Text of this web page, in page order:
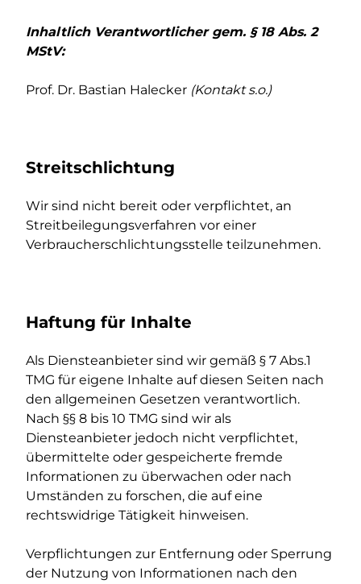
Inhaltlich Verantwortlicher gem. § 18 Abs. 2
MStV:
Prof. Dr. Bastian Halecker (Kontakt s.o.)
Streitschlichtung
Wir sind nicht bereit oder verpflichtet, an
Streitbeilegungsverfahren vor einer
Verbraucherschlichtungsstelle teilzunehmen.
Haftung für Inhalte
Als Diensteanbieter sind wir gemäß § 7 Abs.1
TMG für eigene Inhalte auf diesen Seiten nach
den allgemeinen Gesetzen verantwortlich.
Nach §§ 8 bis 10 TMG sind wir als
Diensteanbieter jedoch nicht verpflichtet,
übermittelte oder gespeicherte fremde
Informationen zu überwachen oder nach
Umständen zu forschen, die auf eine
rechtswidrige Tätigkeit hinweisen.
Verpflichtungen zur Entfernung oder Sperrung
der Nutzung von Informationen nach den